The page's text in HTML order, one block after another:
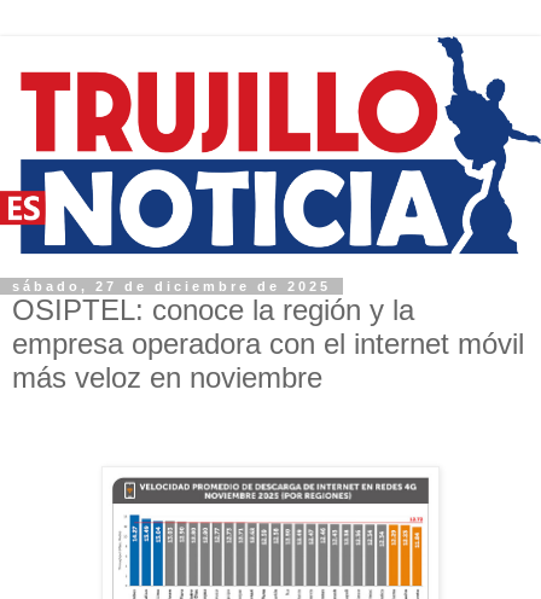
sábado, 27 de diciembre de 2025
OSIPTEL: conoce la región y la
empresa operadora con el internet móvil
más veloz en noviembre